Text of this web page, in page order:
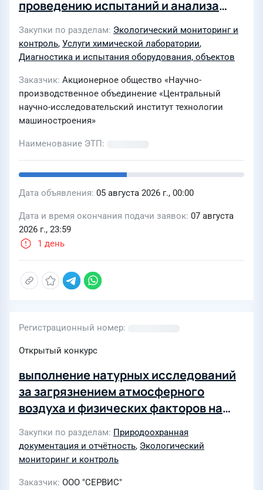
проведению испытаний и анализа
программы производственного и
экологического контроля
на границе СЗЗ
Закупки по разделам Экологический мониторинг и
контроль, Услуги химической лаборатории,
Диагностика и испытания оборудования, объектов
Заказчик Акционерное общество «Научно-
производственное объединение «Центральный
научно-исследовательский институт технологии
машиностроения»
Наименование ЭТП
Дата объявления 05 августа 2026 г., 00:00
Дата и время окончания подачи заявок 07 августа
2026 г., 23:59
1 день
Регистрационный номер
Открытый конкурс
выполнение натурных исследований
за загрязнением атмосферного
воздуха и физических факторов на
защитной зоны (СЗЗ)
Закупки по разделам Природоохранная
документация и отчётность, Экологический
мониторинг и контроль
Заказчик ООО "СЕРВИС"